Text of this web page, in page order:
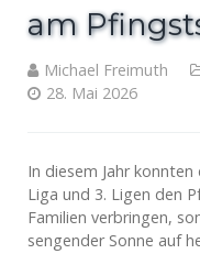
am
Michael Freimuth
28. Mai 2026
In diesem Jahr konnten
Liga und 3. Ligen den
Familien verbringen,
sengender Sonne auf